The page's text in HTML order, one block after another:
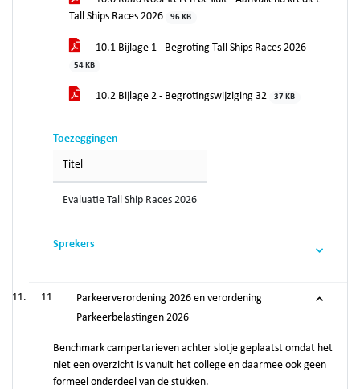
Tall Ships Races 2026
96 KB
10.1 Bijlage 1 - Begroting Tall Ships Races 2026
54 KB
10.2 Bijlage 2 - Begrotingswijziging 32 37 KB
Toezeggingen
Titel
Evaluatie Tall Ship Races 2026
Sprekers
11
Parkeerverordening 2026 en verordening
Parkeerbelastingen 2026
Benchmark campertarieven achter slotje geplaatst omdat het
niet een overzicht is vanuit het college en daarmee ook geen
formeel onderdeel van de stukken.